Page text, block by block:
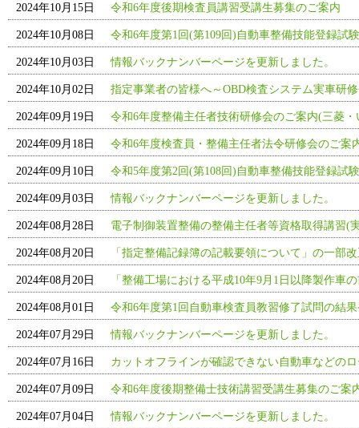
2024年10月15日 令和6年度後期検査員講習受講生募集のご案内
2024年10月08日 令和6年度第1回(第109回)自動車整備技能登録試
2024年10月03日 情報バックナンバーページを更新しました。
2024年10月02日 指定事業者の皆様へ～OBD検査システム実車研
2024年09月19日 令和6年度整備主任者技術研修会のご案内(三菱
2024年09月18日 令和6年度検査員・整備主任者法令研修会のご案
2024年09月10日 令和5年度第2回(第108回)自動車整備技能登録試
2024年09月03日 情報バックナンバーページを更新しました。
2024年08月28日 電子制御装置整備の整備主任者等資格取得講習(
2024年08月20日 「指定整備記録簿の記載要領について」の一部
2024年08月20日 「整備工場における平成10年9月1日以降製作車
2024年08月01日 令和6年度第1回自動車検査員教習修了試問の結
2024年07月29日 情報バックナンバーページを更新しました。
2024年07月16日 カットオフラインが確認できない自動車などの
2024年07月09日 令和6年度後期整備士技術講習受講生募集のご案
2024年07月04日 情報バックナンバーページを更新しました。